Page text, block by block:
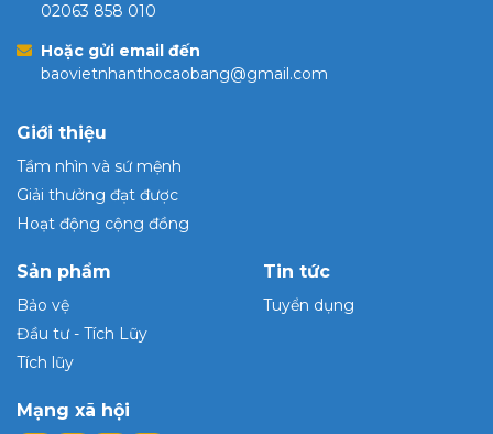
02063 858 010
Hoặc gửi email đến
baovietnhanthocaobang@gmail.com
Giới thiệu
Tầm nhìn và sứ mệnh
Giải thưởng đạt được
Hoạt động cộng đồng
Sản phẩm
Bảo vệ
Đầu tư - Tích Lũy
Tích lũy
Mạng xã hội
Tin tức
Tuyển dụng